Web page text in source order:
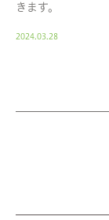
きます。
2024.03.28